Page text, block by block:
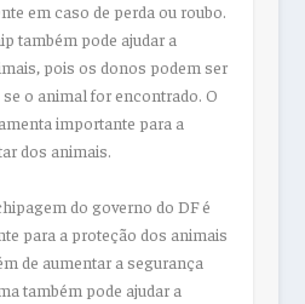
em caso de perda ou roubo.
também pode ajudar a
pois os donos podem ser
o animal for encontrado. O
importante para a
dos animais.
do governo do DF é
para a proteção dos animais
de aumentar a segurança
também pode ajudar a